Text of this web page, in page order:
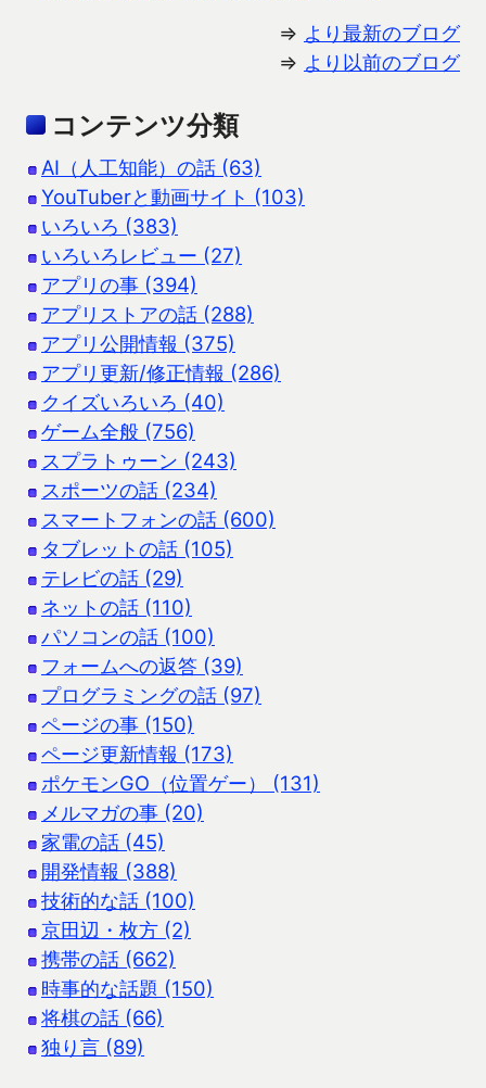
⇒ より最新のブログ
⇒ より以前のブログ
コンテンツ分類
AI（人工知能）の話 (63)
YouTuberと動画サイト (103)
いろいろ (383)
いろいろレビュー (27)
アプリの事 (394)
アプリストアの話 (288)
アプリ公開情報 (375)
アプリ更新/修正情報 (286)
クイズいろいろ (40)
ゲーム全般 (756)
スプラトゥーン (243)
スポーツの話 (234)
スマートフォンの話 (600)
タブレットの話 (105)
テレビの話 (29)
ネットの話 (110)
パソコンの話 (100)
フォームへの返答 (39)
プログラミングの話 (97)
ページの事 (150)
ページ更新情報 (173)
ポケモンGO（位置ゲー） (131)
メルマガの事 (20)
家電の話 (45)
開発情報 (388)
技術的な話 (100)
京田辺・枚方 (2)
携帯の話 (662)
時事的な話題 (150)
将棋の話 (66)
独り言 (89)